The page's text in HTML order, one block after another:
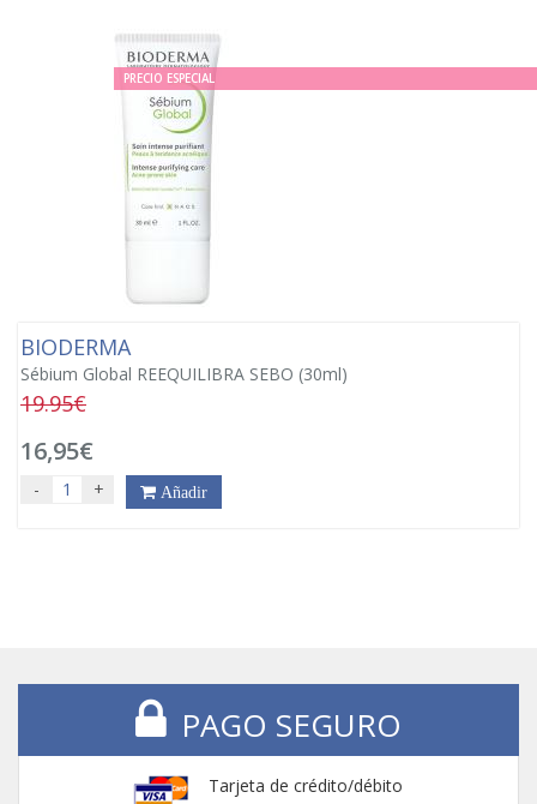
PRECIO ESPECIAL
BIODERMA
Sébium Global REEQUILIBRA SEBO (30ml)
19.95€
16,95€
- + Añadir
PAGO SEGURO
Tarjeta de crédito/débito